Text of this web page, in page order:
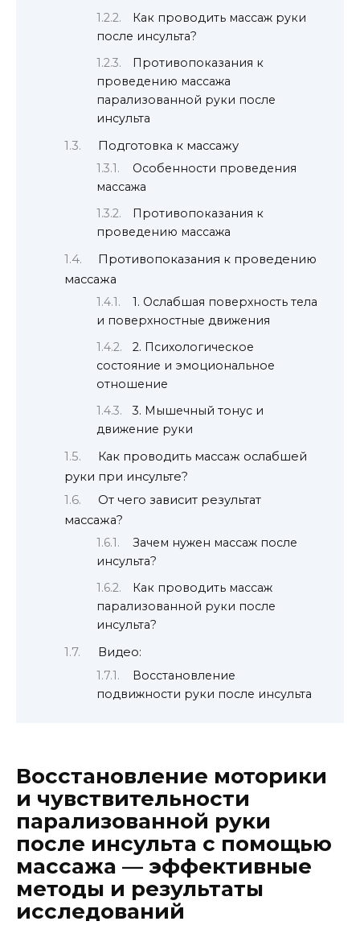
Как проводить массаж руки
после инсульта?
Противопоказания к
проведению массажа
парализованной руки после
инсульта
Подготовка к массажу
Особенности проведения
массажа
Противопоказания к
проведению массажа
Противопоказания к проведению
массажа
1. Ослабшая поверхность тела
и поверхностные движения
2. Психологическое
состояние и эмоциональное
отношение
3. Мышечный тонус и
движение руки
Как проводить массаж ослабшей
руки при инсульте?
От чего зависит результат
массажа?
Зачем нужен массаж после
инсульта?
Как проводить массаж
парализованной руки после
инсульта?
Видео:
Восстановление
подвижности руки после инсульта
Восстановление моторики
и чувствительности
парализованной руки
после инсульта с помощью
массажа — эффективные
методы и результаты
исследований